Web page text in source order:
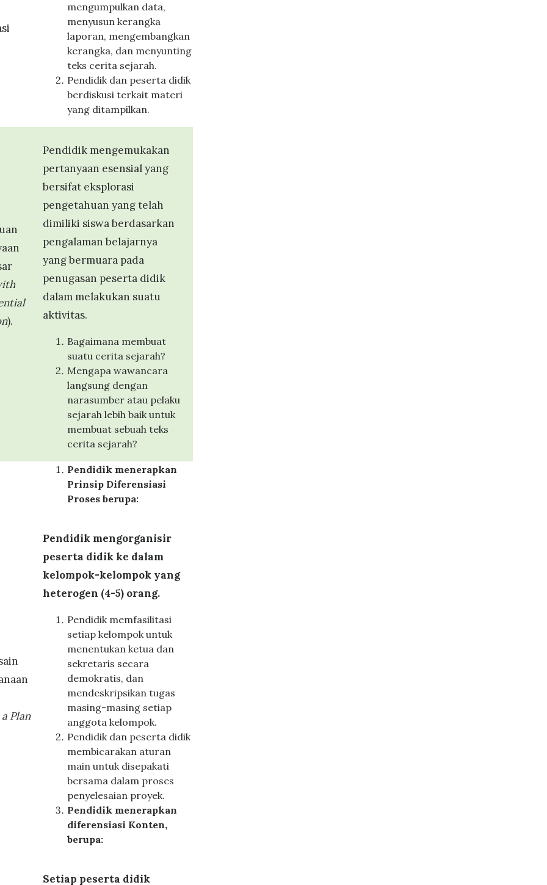
mengumpulkan data,
menyusun kerangka
laporan, mengembangkan
kerangka, dan menyunting
teks cerita sejarah.
Pendidik dan peserta didik
berdiskusi terkait materi
yang ditampilkan.
).
Pendidik mengemukakan
pertanyaan esensial yang
bersifat eksplorasi
pengetahuan yang telah
dimiliki siswa berdasarkan
pengalaman belajarnya
yang bermuara pada
penugasan peserta didik
dalam melakukan suatu
aktivitas.
Bagaimana membuat
suatu cerita sejarah?
Mengapa wawancara
langsung dengan
narasumber atau pelaku
sejarah lebih baik untuk
membuat sebuah teks
cerita sejarah?
Plan
Pendidik menerapkan
Prinsip Diferensiasi
Proses berupa:
Pendidik mengorganisir
peserta didik ke dalam
kelompok-kelompok yang
heterogen (4-5) orang.
Pendidik memfasilitasi
setiap kelompok untuk
menentukan ketua dan
sekretaris secara
demokratis, dan
mendeskripsikan tugas
masing-masing setiap
anggota kelompok.
Pendidik dan peserta didik
membicarakan aturan
main untuk disepakati
bersama dalam proses
penyelesaian proyek.
Pendidik menerapkan
diferensiasi Konten,
berupa:
Setiap peserta didik